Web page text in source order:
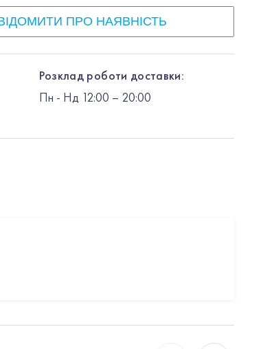
ПРО НАЯВНІСТЬ
Розклад роботи доставки:
Пн - Нд 12:00 – 20:00